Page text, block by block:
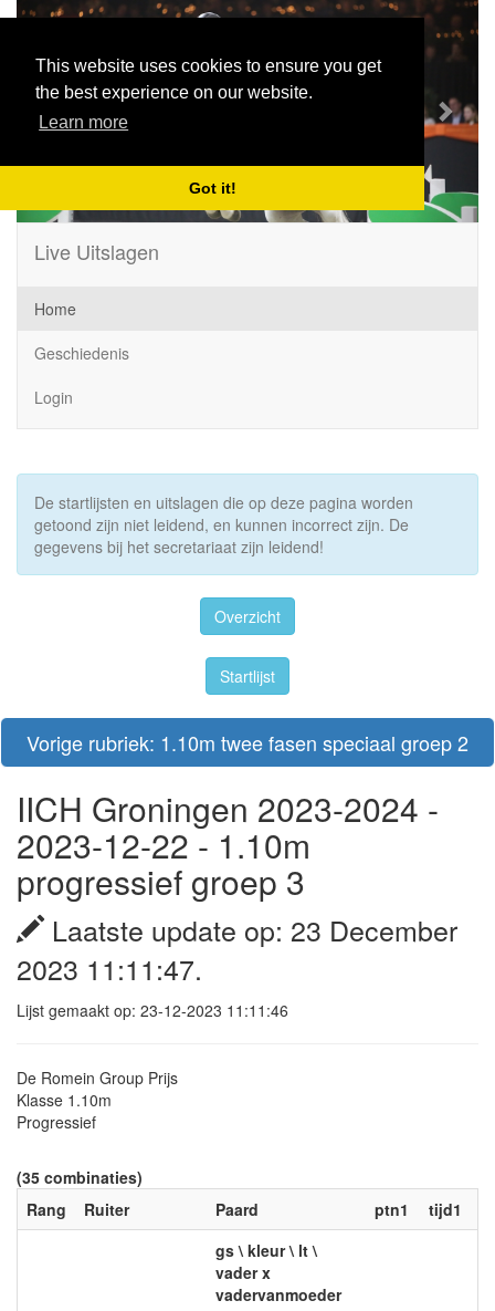
This website uses cookies to ensure you get
the best experience on our website.
Learn more
Got it!
Previous Next
Live Uitslagen
Home
Geschiedenis
Login
De startlijsten en uitslagen die op deze pagina worden
getoond zijn niet leidend, en kunnen incorrect zijn. De
gegevens bij het secretariaat zijn leidend!
Overzicht
Startlijst
Vorige rubriek: 1.10m twee fasen speciaal groep 2
IICH Groningen 2023-2024 -
2023-12-22 - 1.10m
progressief groep 3
Laatste update op: 23 December
2023 11:11:47.
Lijst gemaakt op: 23-12-2023 11:11:46
De Romein Group Prijs
Klasse 1.10m
Progressief
(35 combinaties)
Rang
Ruiter Paard ptn1
tijd1
gs \ kleur \ lt \
vader x
vadervanmoeder